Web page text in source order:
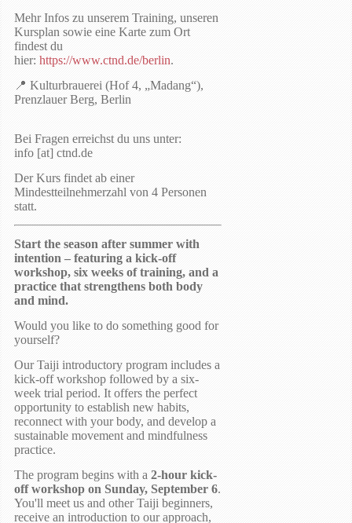
Mehr Infos zu unserem Training, unseren
Kursplan sowie eine Karte zum Ort
findest du
hier: https://www.ctnd.de/berlin.
📍 Kulturbrauerei (Hof 4, „Madang“),
Prenzlauer Berg, Berlin
Bei Fragen erreichst du uns unter:
info [at] ctnd.de
Der Kurs findet ab einer
Mindestteilnehmerzahl von 4 Personen
statt.
Start the season after summer with
intention – featuring a kick-off
workshop, six weeks of training, and a
practice that strengthens both body
and mind.
Would you like to do something good for
yourself?
Our Taiji introductory program includes a
kick-off workshop followed by a six-
week trial period. It offers the perfect
opportunity to establish new habits,
reconnect with your body, and develop a
sustainable movement and mindfulness
practice.
The program begins with a 2-hour kick-
off workshop on Sunday, September 6.
You'll meet us and other Taiji beginners,
receive an introduction to our approach,